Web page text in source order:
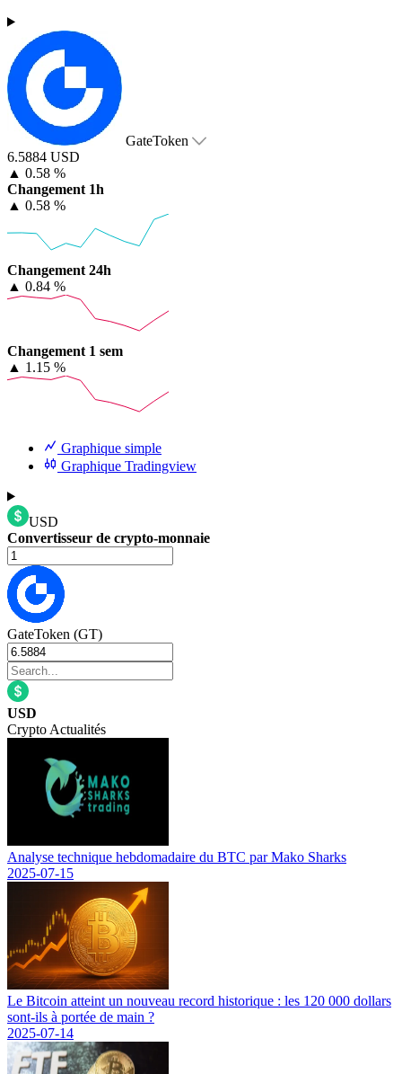
GateToken
6.5884 USD
▲ 0.58 %
Changement 1h
▲ 0.58 %
Changement 24h
▲ 0.84 %
Changement 1 sem
▲ 1.15 %
Graphique simple
Graphique Tradingview
USD
Convertisseur de crypto-monnaie
GateToken (GT)
USD
Crypto Actualités
Analyse technique hebdomadaire du BTC par Mako Sharks
2025-07-15
Le Bitcoin atteint un nouveau record historique : les 120 000 dollars
sont-ils à portée de main ?
2025-07-14